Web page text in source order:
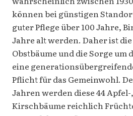
können bei günstigen
guter Pflege über 100 Jahre,
Jahre alt werden. Daher ist
Obstbäume und die Sorge um
eine
Pflicht für das Gemeinwohl.
Jahren werden diese 44
Kirschbäume reichlich